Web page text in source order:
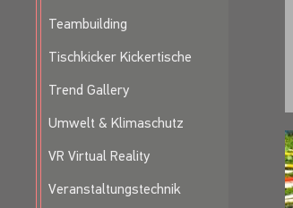
Teambuilding
Tischkicker Kickertische
Trend Gallery
Umwelt & Klimaschutz
VR Virtual Reality
Veranstaltungstechnik